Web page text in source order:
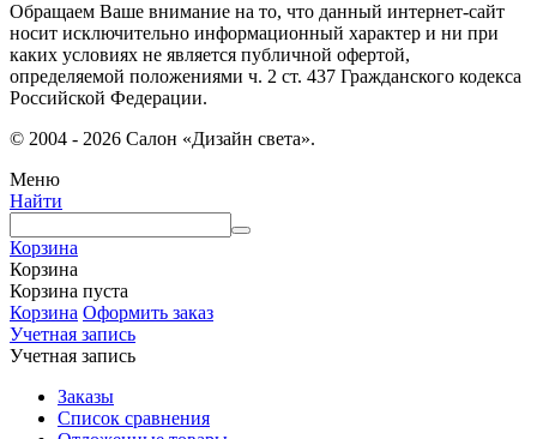
Обращаем Ваше внимание на то, что данный интернет-сайт
носит исключительно информационный характер и ни при
каких условиях не является публичной офертой,
определяемой положениями ч. 2 ст. 437 Гражданского кодекса
Российской Федерации.
© 2004 - 2026 Салон «Дизайн света».
Меню
Найти
Корзина
Корзина
Корзина пуста
Корзина Оформить заказ
Учетная запись
Учетная запись
Заказы
Список сравнения